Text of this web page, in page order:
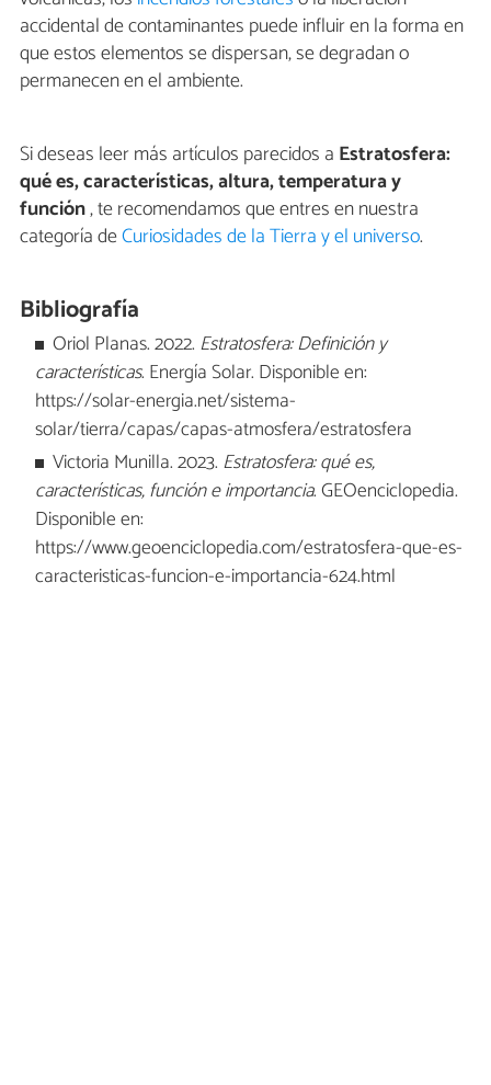
accidental de contaminantes puede influir en la forma en
que estos elementos se dispersan, se degradan o
permanecen en el ambiente.
Si deseas leer más artículos parecidos a Estratosfera:
qué es, características, altura, temperatura y
función, te recomendamos que entres en nuestra
categoría deCuriosidades de la Tierra y el universo.
Bibliografía
Oriol Planas. 2022. Estratosfera: Definición y
características. Energía Solar. Disponible en:
https://solar-energia.net/sistema-
solar/tierra/capas/capas-atmosfera/estratosfera
Victoria Munilla. 2023. Estratosfera: qué es,
características, función e importancia. GEOenciclopedia.
Disponible en:
https://www.geoenciclopedia.com/estratosfera-que-es-
caracteristicas-funcion-e-importancia-624.html